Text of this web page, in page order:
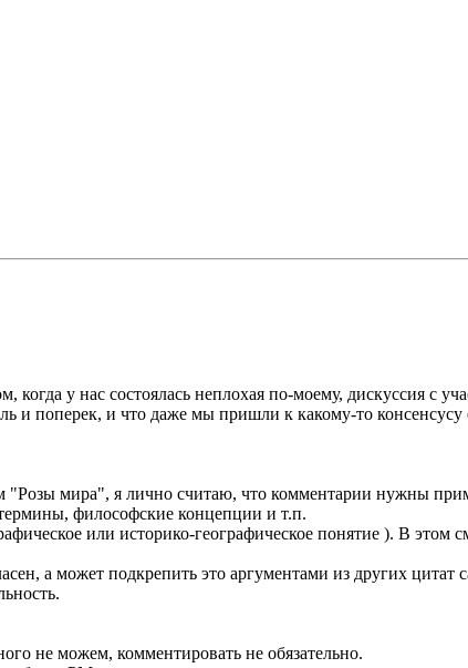
когда у нас состоялась неплохая по-моему, дискуссия с
и поперек, и что даже мы пришли к какому-то консенсусу
"Розы мира", я лично считаю, что комментарии нужны
философские концепции и т.п.
или историко-географическое понятие ). В
а может подкрепить это аргументами из других
не можем, комментировать не обязательно.